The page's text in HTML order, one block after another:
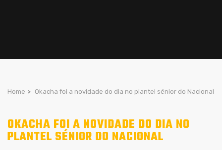
Home > Okacha foi a novidade do dia no plantel sénior do Nacional
OKACHA FOI A NOVIDADE DO DIA NO
PLANTEL SÉNIOR DO NACIONAL